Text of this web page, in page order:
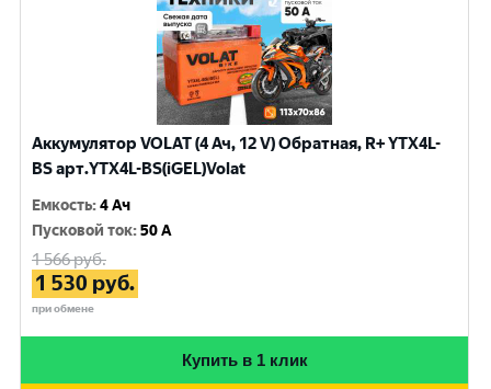
Аккумулятор VOLAT (4 Ач, 12 V) Обратная, R+ YTX4L-
BS арт.YTX4L-BS(iGEL)Volat
Емкость:4 Ач
Пусковой ток:50 A
1 566руб.
1 530 руб.
при обмене
Купить в 1 клик